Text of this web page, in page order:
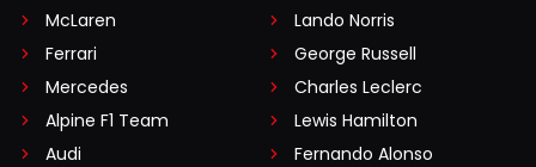
McLaren
Ferrari
Mercedes
Alpine F1 Team
Audi
Lando Norris
George Russell
Charles Leclerc
Lewis Hamilton
Fernando Alonso